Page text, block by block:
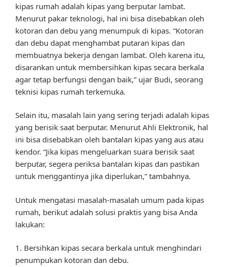
kipas rumah adalah kipas yang berputar lambat.
Menurut pakar teknologi, hal ini bisa disebabkan oleh
kotoran dan debu yang menumpuk di kipas. “Kotoran
dan debu dapat menghambat putaran kipas dan
membuatnya bekerja dengan lambat. Oleh karena itu,
disarankan untuk membersihkan kipas secara berkala
agar tetap berfungsi dengan baik,” ujar Budi, seorang
teknisi kipas rumah terkemuka.
Selain itu, masalah lain yang sering terjadi adalah kipas
yang berisik saat berputar. Menurut Ahli Elektronik, hal
ini bisa disebabkan oleh bantalan kipas yang aus atau
kendor. “Jika kipas mengeluarkan suara berisik saat
berputar, segera periksa bantalan kipas dan pastikan
untuk menggantinya jika diperlukan,” tambahnya.
Untuk mengatasi masalah-masalah umum pada kipas
rumah, berikut adalah solusi praktis yang bisa Anda
lakukan:
1. Bersihkan kipas secara berkala untuk menghindari
penumpukan kotoran dan debu.